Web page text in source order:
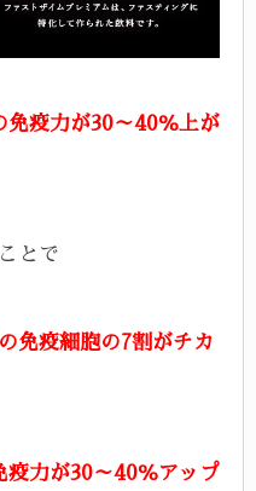
免疫力が30～40％上が
とで
免疫細胞の7割がチカ
疫力が30～40％アップ